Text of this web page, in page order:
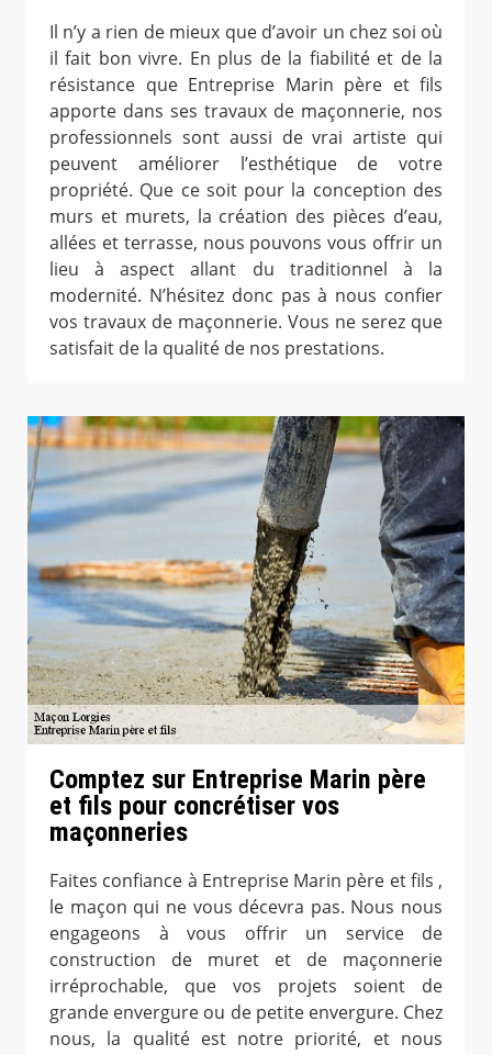
Il n’y a rien de mieux que d’avoir un chez soi où
il fait bon vivre. En plus de la fiabilité et de la
résistance que Entreprise Marin père et fils
apporte dans ses travaux de maçonnerie, nos
professionnels sont aussi de vrai artiste qui
peuvent améliorer l’esthétique de votre
propriété. Que ce soit pour la conception des
murs et murets, la création des pièces d’eau,
allées et terrasse, nous pouvons vous offrir un
lieu à aspect allant du traditionnel à la
modernité. N’hésitez donc pas à nous confier
vos travaux de maçonnerie. Vous ne serez que
satisfait de la qualité de nos prestations.
Comptez sur Entreprise Marin père
et fils pour concrétiser vos
maçonneries
Faites confiance à Entreprise Marin père et fils ,
le maçon qui ne vous décevra pas. Nous nous
engageons à vous offrir un service de
construction de muret et de maçonnerie
irréprochable, que vos projets soient de
grande envergure ou de petite envergure. Chez
nous, la qualité est notre priorité, et nous